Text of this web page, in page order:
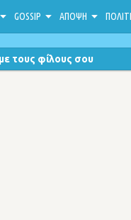
GOSSIP ΑΠΟΨΗ
τους φίλους σου